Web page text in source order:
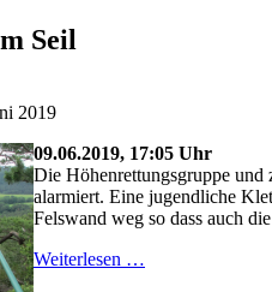
Seil
2019
09.06.2019, 17:05 Uhr
Die Höhenrettungsgruppe und
alarmiert. Eine jugendliche
Felswand weg so dass auch
Weiterlesen …